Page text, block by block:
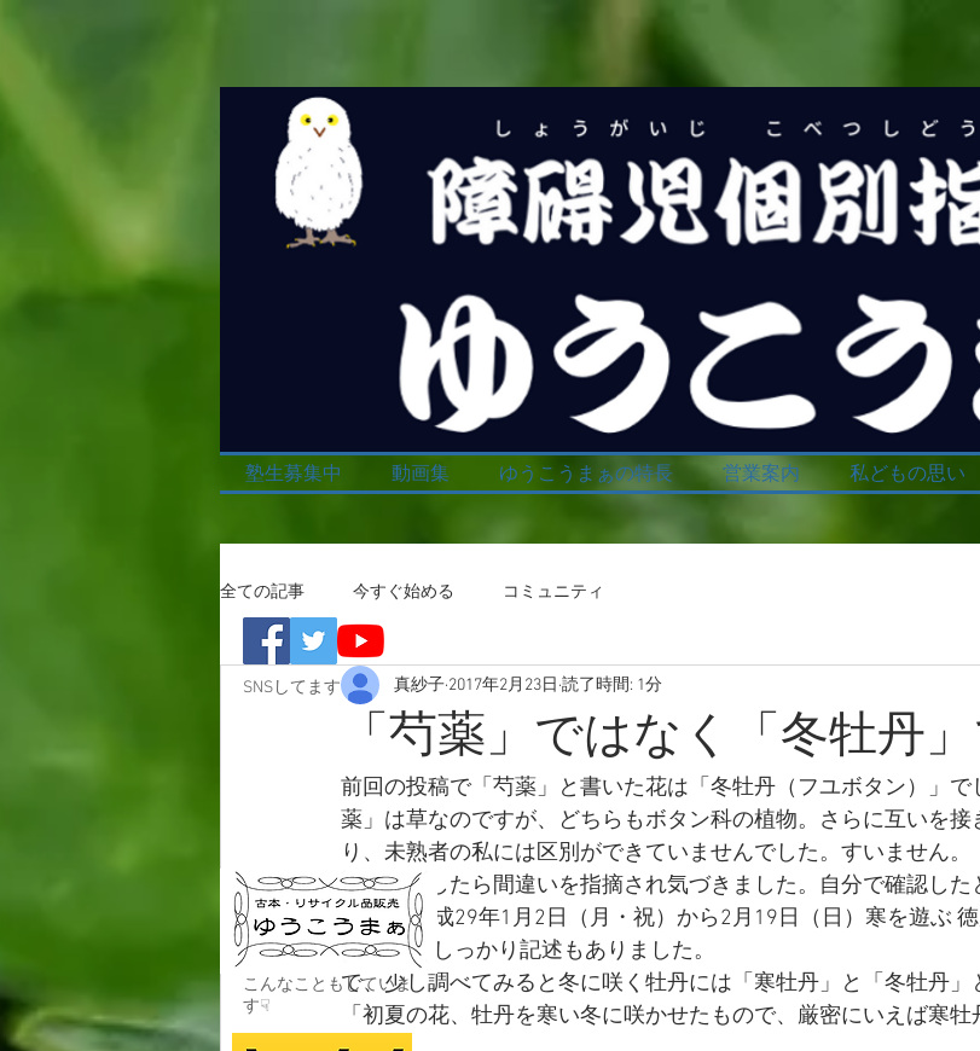
塾生募集中 動画集 ゆうこうまぁの特長 営業案内 私どもの思い
全ての記事 今すぐ始める コミュニティ
「芍薬」ではなく「冬牡丹
真紗子 2017年2月23日 読了時間: 1分
前回の投稿で「芍薬」と書いた花は「冬牡丹（フユボタン）」
薬」は草なのですが、どちらもボタン科の植物。さらに互いを
り、未熟者の私には区別ができていませんでした。すいません。
母に話をしたら間違いを指摘され気づきました。自分で確認し
にも「 平成29年1月2日（月・祝）から2月19日（日）寒を遊ぶ
す。 」としっかり記述もありました。
で、少し調べてみると冬に咲く牡丹には「寒牡丹」と「冬牡丹」
「初夏の花、牡丹を寒い冬に咲かせたもので、厳密にいえば寒牡
SNSしてます
こんなこともしていま
す☟